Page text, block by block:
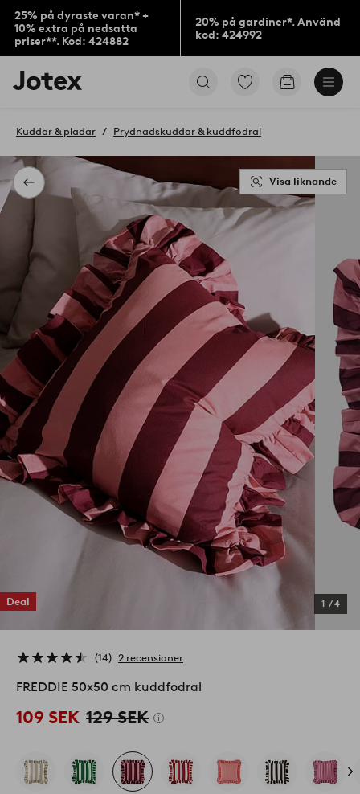
25% på dyraste varan* +
10% extra på nedsatta
priser**. Kod: 424882
20% på gardiner*. Använd
kod: 424992
Jotex
logotyp
till
Gå
produkter
Gå
Tillbaka
Kuddar & plädar Prydnadskuddar & kuddfodral
Deal 1 /4
Visa liknande
14 2 recensioner
FREDDIE 50x50 cm kuddfodral
109 SEK 129 SEK